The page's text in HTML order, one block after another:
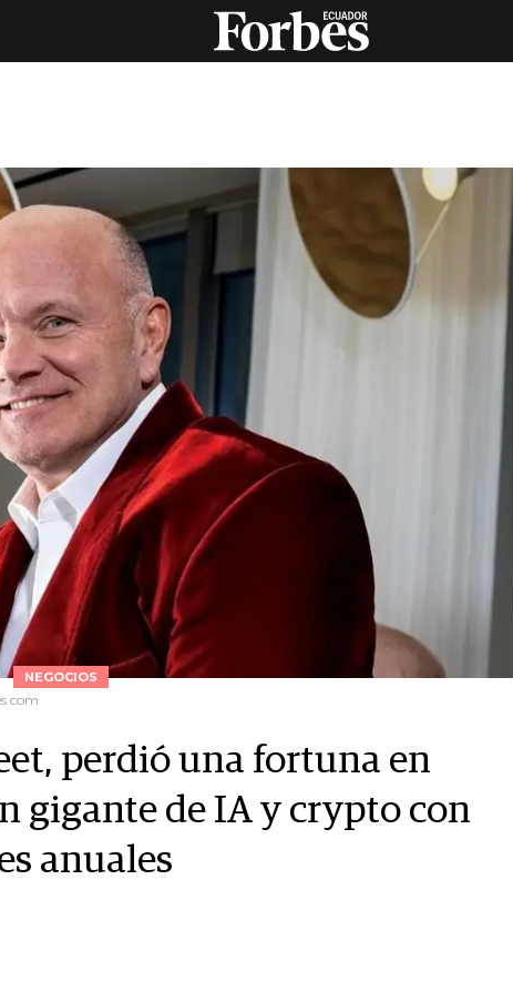
NEGOCIOS
perdió una fortuna en
gigante de IA y crypto con
anuales